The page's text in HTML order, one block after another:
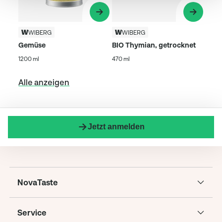
WIBERG
Gemüse
1200 ml
WIBERG
BIO Thymian, getrocknet
470 ml
Alle anzeigen
Jetzt anmelden
NovaTaste
Service